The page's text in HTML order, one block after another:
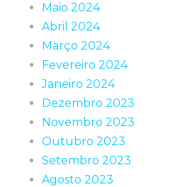
Maio 2024
Abril 2024
Março 2024
Fevereiro 2024
Janeiro 2024
Dezembro 2023
Novembro 2023
Outubro 2023
Setembro 2023
Agosto 2023